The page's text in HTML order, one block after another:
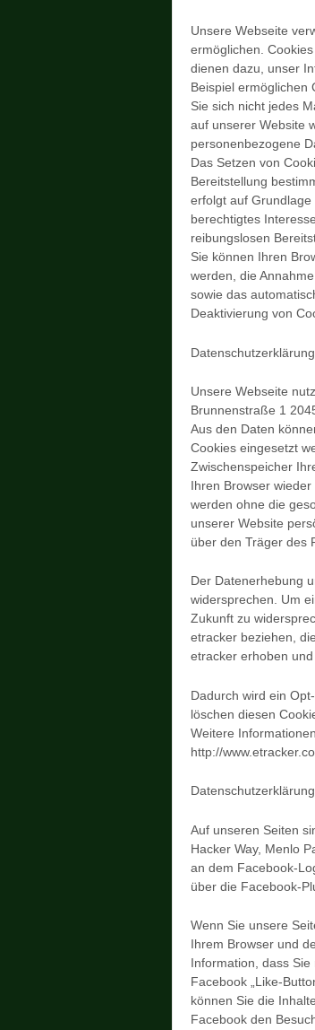
Unsere Webseite
ermöglichen.
dienen dazu, unser
Beispiel ermöglichen
Sie sich nicht jedes
auf unserer Website
personenbezogene
Das Setzen von
Bereitstellung
erfolgt auf Grundlage
berechtigtes
reibungslosen
Sie können Ihren
werden, die
sowie das
Deaktivierung von
Unsere Webseite
Brunnenstraße 1
Aus den Daten
Cookies eingesetzt
Zwischenspeicher
Ihren Browser
werden ohne die
unserer Website
über den Träger des
Der Datenerhebung
widersprechen. Um
Zukunft zu
etracker beziehen,
etracker erhoben
Dadurch wird ein
löschen diesen
Weitere
http://
Auf unseren Seiten
Hacker Way, Menlo
an dem Facebook-
über die Facebook-
Wenn Sie unsere
Ihrem Browser und
Information, dass
Facebook „Like-
können Sie die
Facebook den